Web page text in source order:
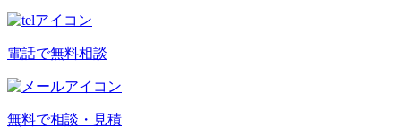
電話で無料相談
無料で相談・見積